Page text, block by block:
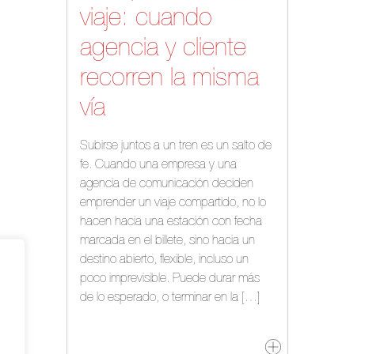
viaje: cuando
agencia y cliente
recorren la misma
vía
Subirse juntos a un tren es un salto de
fe. Cuando una empresa y una
agencia de comunicación deciden
emprender un viaje compartido, no lo
hacen hacia una estación con fecha
marcada en el billete, sino hacia un
destino abierto, flexible, incluso un
poco imprevisible. Puede durar más
de lo esperado, o terminar en la […]